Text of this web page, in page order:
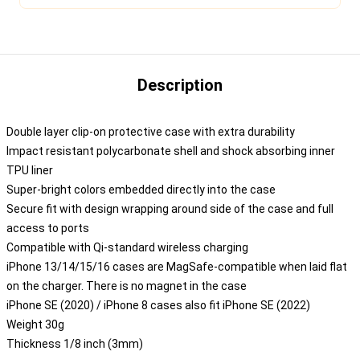
Description
Double layer clip-on protective case with extra durability
Impact resistant polycarbonate shell and shock absorbing inner
TPU liner
Super-bright colors embedded directly into the case
Secure fit with design wrapping around side of the case and full
access to ports
Compatible with Qi-standard wireless charging
iPhone 13/14/15/16 cases are MagSafe-compatible when laid flat
on the charger. There is no magnet in the case
iPhone SE (2020) / iPhone 8 cases also fit iPhone SE (2022)
Weight 30g
Thickness 1/8 inch (3mm)